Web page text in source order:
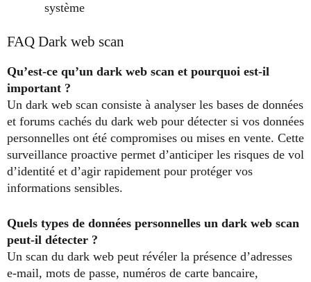
système
FAQ Dark web scan
Qu’est-ce qu’un dark web scan et pourquoi est-il
important ?
Un dark web scan consiste à analyser les bases de données
et forums cachés du dark web pour détecter si vos données
personnelles ont été compromises ou mises en vente. Cette
surveillance proactive permet d’anticiper les risques de vol
d’identité et d’agir rapidement pour protéger vos
informations sensibles.
Quels types de données personnelles un dark web scan
peut-il détecter ?
Un scan du dark web peut révéler la présence d’adresses
e-mail, mots de passe, numéros de carte bancaire,